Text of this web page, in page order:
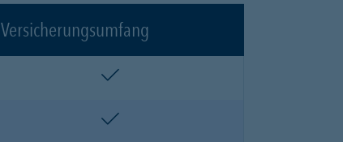
Versicherungsumfang
enthalten
enthalten